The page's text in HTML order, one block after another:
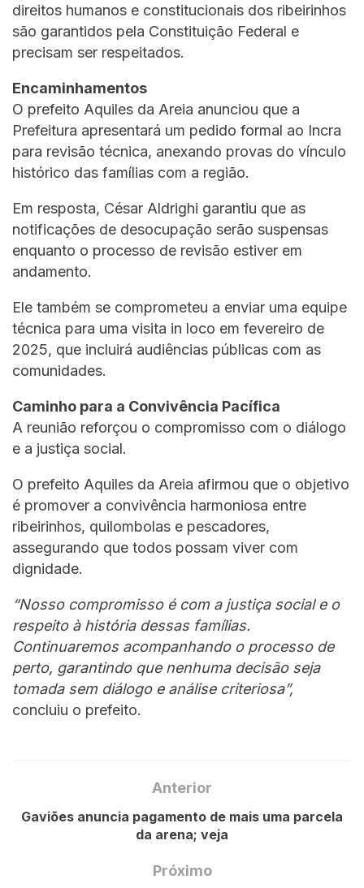
direitos humanos e constitucionais dos ribeirinhos
são garantidos pela Constituição Federal e
precisam ser respeitados.
Encaminhamentos
O prefeito Aquiles da Areia anunciou que a
Prefeitura apresentará um pedido formal ao Incra
para revisão técnica, anexando provas do vínculo
histórico das famílias com a região.
Em resposta, César Aldrighi garantiu que as
notificações de desocupação serão suspensas
enquanto o processo de revisão estiver em
andamento.
Ele também se comprometeu a enviar uma equipe
técnica para uma visita in loco em fevereiro de
2025, que incluirá audiências públicas com as
comunidades.
Caminho para a Convivência Pacífica
A reunião reforçou o compromisso com o diálogo
e a justiça social.
O prefeito Aquiles da Areia afirmou que o objetivo
é promover a convivência harmoniosa entre
ribeirinhos, quilombolas e pescadores,
assegurando que todos possam viver com
dignidade.
“Nosso compromisso é com a justiça social e o
respeito à história dessas famílias.
Continuaremos acompanhando o processo de
perto, garantindo que nenhuma decisão seja
tomada sem diálogo e análise criteriosa”,
concluiu o prefeito.
Anterior
Gaviões anuncia pagamento de mais uma parcela
da arena; veja
Próximo